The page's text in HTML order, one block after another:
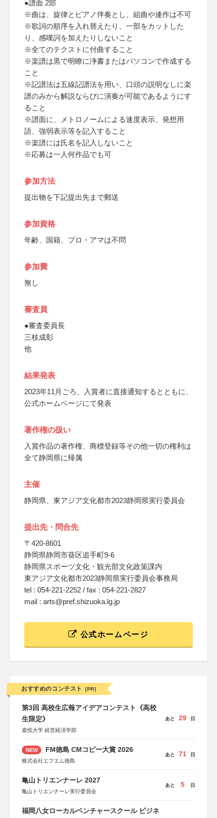
●譜面 2部
※曲は、旋律とピアノ伴奏とし、組曲や連作は不可
※歌詞の順序を入れ替えたり、一部をカットした
り、感嘆詞を加えたりしないこと
※全てのテクストに付曲すること
※楽譜は黒で明瞭に浄書またはパソコンで作成する
こと
※記譜法は五線記譜法を用い、口頭の説明なしに楽
譜のみから解説ならびに演奏が可能であるようにす
ること
※譜面に、メトロノームによる速度表示、発想用
語、強弱表示等を記入すること
※楽譜には氏名を記入しないこと
※応募は一人何作品でも可
参加方法
提出物を下記提出先まで郵送
参加資格
年齢、国籍、プロ・アマは不問
参加費
無し
審査員
●審査委員長
三枝成彰
他
結果発表
2023年11月ごろ、入賞者に直接通知するとともに、
公式ホームページにて発表
著作権の扱い
入賞作品の著作権、商標登録等その他一切の権利は
全て静岡県に帰属
主催
静岡県、東アジア文化都市2023静岡県実行委員会
提出先・問合先
〒420-8601
静岡県静岡市葵区追手町9-6
静岡県スポーツ文化・観光部文化政策課内
東アジア文化都市2023静岡県実行委員会事務局
tel : 054-221-2252 / fax : 054-221-2827
mail : arts@pref.shizuoka.lg.jp
公式ホームページ
おすすめのコンテスト [PR]
第3回 高校生広報アイデアコンテスト《高校
生限定》
嘉悦大学 経営経済学部
あと 29 日
NEW FM徳島 CMコピー大賞 2026
株式会社エフエム徳島
あと 71 日
亀山トリエンナーレ 2027
亀山トリエンナーレ実行委員会
あと 5 日
福岡八女ローカルベンチャースクール ビジネ